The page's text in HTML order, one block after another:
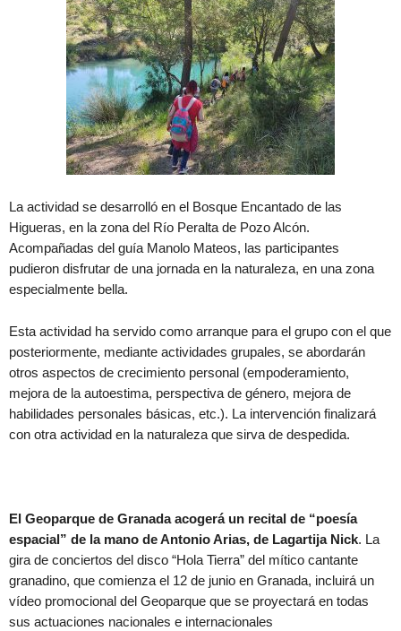
La actividad se desarrolló en el Bosque Encantado de las
Higueras, en la zona del Río Peralta de Pozo Alcón.
Acompañadas del guía Manolo Mateos, las participantes
pudieron disfrutar de una jornada en la naturaleza, en una zona
especialmente bella.
Esta actividad ha servido como arranque para el grupo con el que
posteriormente, mediante actividades grupales, se abordarán
otros aspectos de crecimiento personal (empoderamiento,
mejora de la autoestima, perspectiva de género, mejora de
habilidades personales básicas, etc.). La intervención finalizará
con otra actividad en la naturaleza que sirva de despedida.
El Geoparque de Granada acogerá un recital de “poesía
espacial” de la mano de Antonio Arias, de Lagartija Nick. La
gira de conciertos del disco “Hola Tierra” del mítico cantante
granadino, que comienza el 12 de junio en Granada, incluirá un
vídeo promocional del Geoparque que se proyectará en todas
sus actuaciones nacionales e internacionales